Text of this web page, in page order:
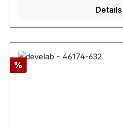
Details
Rabatt
%